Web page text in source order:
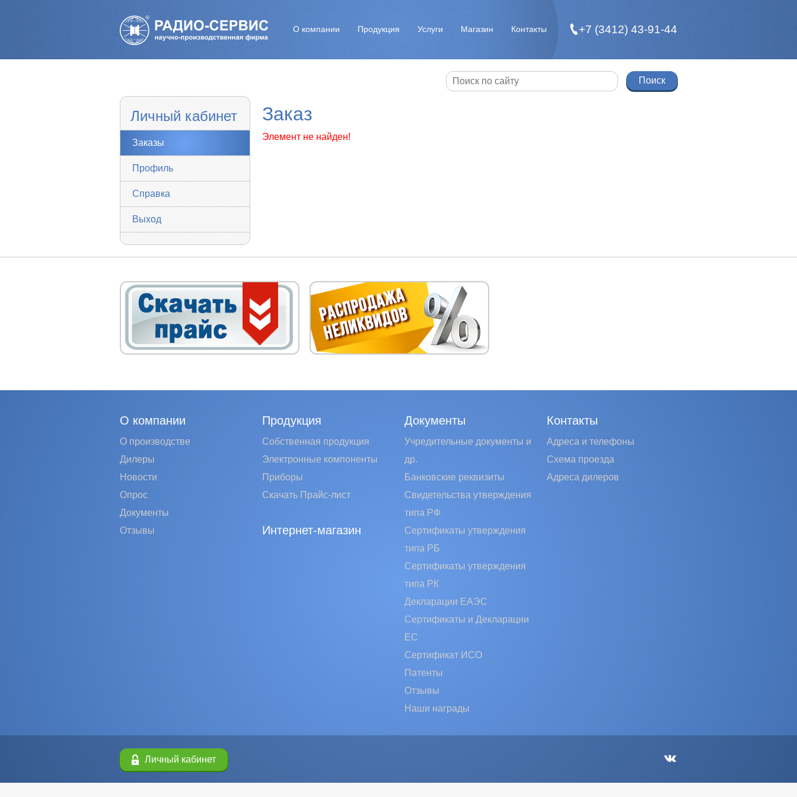
О компании Продукция Услуги Магазин Контакты +7 (3412) 43-91-44
Личный кабинет
Заказы
Профиль
Справка
Выход
Заказ
Элемент не найден!
О компании
О производстве
Дилеры
Новости
Опрос
Документы
Отзывы
Продукция
Собственная продукция
Электронные компоненты
Приборы
Скачать Прайс-лист
Интернет-магазин
Документы
Учредительные документы и
др.
Банковские реквизиты
Свидетельства утверждения
типа РФ
Сертификаты утверждения
типа РБ
Сертификаты утверждения
типа РК
Декларации ЕАЭС
Сертификаты и Декларации
EC
Сертификат ИСО
Патенты
Отзывы
Наши награды
Контакты
Адреса и телефоны
Схема проезда
Адреса дилеров
Личный кабинет